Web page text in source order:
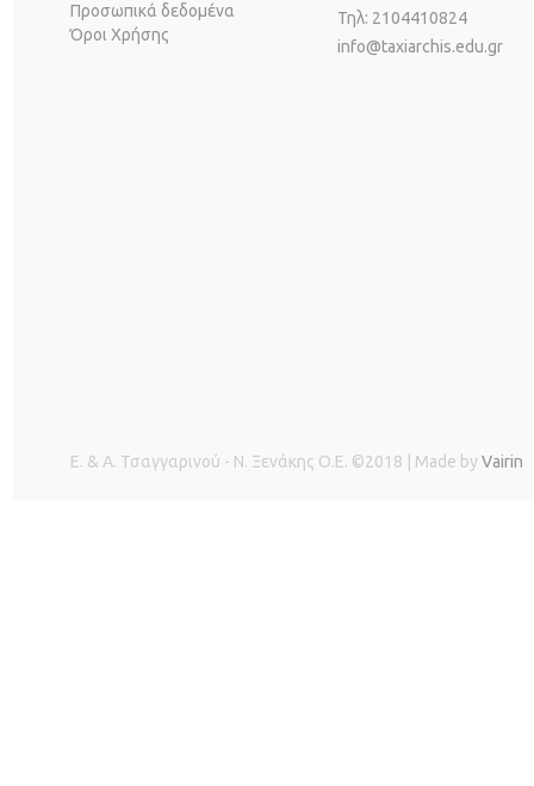
Προσωπικά δεδομένα
Όροι Χρήσης
Τηλ: 2104410824
info@taxiarchis.edu.gr
Ε. & Α. Τσαγγαρινού - Ν. Ξενάκης O.E. ©2018 | Made byVairin